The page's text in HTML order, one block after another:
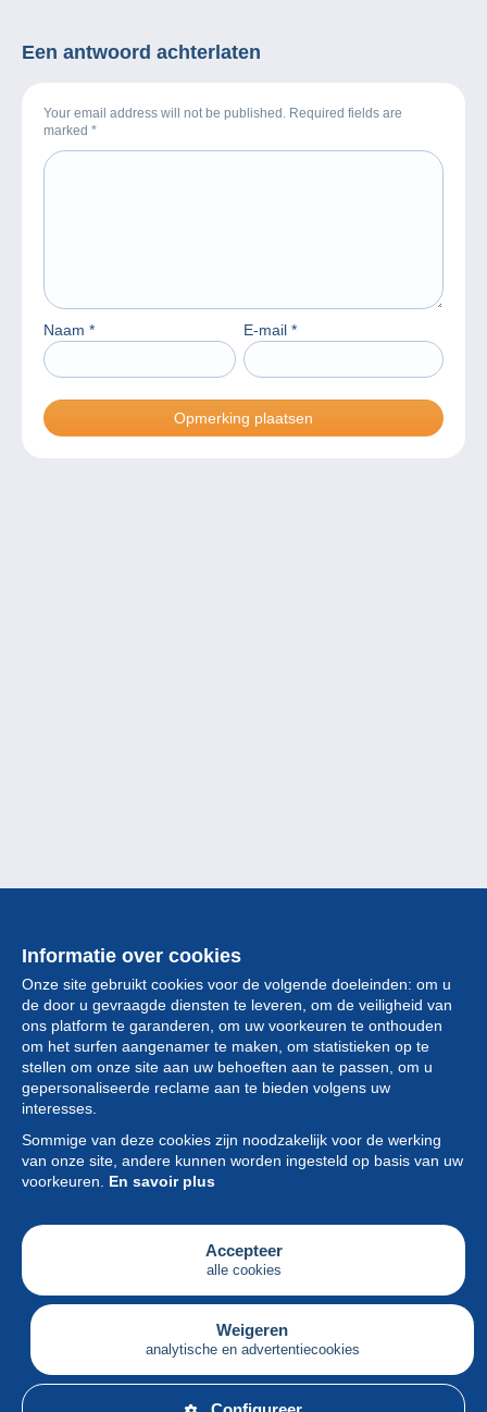
Een antwoord achterlaten
Your email address will not be published. Required fields are
marked *
Naam * E-mail *
Informatie over cookies
Onze site gebruikt cookies voor de volgende doeleinden: om u
de door u gevraagde diensten te leveren, om de veiligheid van
ons platform te garanderen, om uw voorkeuren te onthouden
om het surfen aangenamer te maken, om statistieken op te
stellen om onze site aan uw behoeften aan te passen, om u
gepersonaliseerde reclame aan te bieden volgens uw
interesses.
Sommige van deze cookies zijn noodzakelijk voor de werking
van onze site, andere kunnen worden ingesteld op basis van uw
voorkeuren. En savoir plus
Accepteer
alle cookies
Weigeren
analytische en advertentiecookies
Collectie
Nieuws
Functie
Vereniging
Diensten
Schrijven
Nederlands